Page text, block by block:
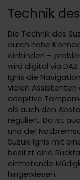
Technik
Die Technik des
durch hohe
einbinden –
wird digital via
Ignis die
vielen Assistenten
adaptive
als auch den
reguliert. Da ist
und der
Suzuki Ignis mit
besitzt eine
eintretende
hingewiesen.